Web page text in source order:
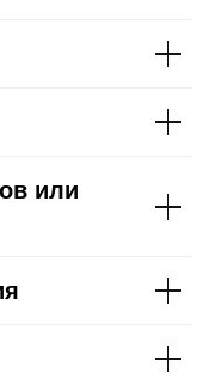
или